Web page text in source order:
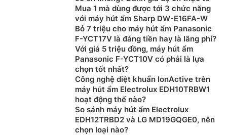
Bạn có thể sử dụng chiếc nồi lẩu điện Sunhouse này
đa chức năng vừa có thể nấu lẩu mà còn có thể làm
các món chiên, xảo và hấp một cách nhanh chóng và
An toàn tuyệt đối khi sử dụng.
Mua 1 mà dùng được tới 3 chức năng
với máy hút ẩm Sharp DW-E16FA-W
Bỏ 7 triệu cho máy hút ẩm Panasonic
F-YCT17V là đáng tiền hay là lãng phí?
Với giá 5 triệu đồng, máy hút ẩm
Panasonic F-YCT10V có phải là lựa
chọn tốt nhất?
Công nghệ diệt khuẩn IonActive trên
máy hút ẩm Electrolux EDH10TRBW1
hoạt động thế nào?
So sánh máy hút ẩm Electrolux
EDH12TRBD2 và LG MD19GQGE0, nên
chọn loại nào?